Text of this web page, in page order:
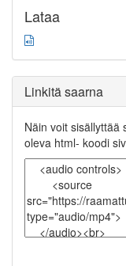
Lataa
Linkitä saarna
Näin voit sisällyttää
oleva html- koodi